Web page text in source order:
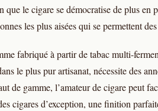
le cigare se démocratise de plus en
les plus aisées qui se permettent
fabriqué à partir de tabac multi-
le plus pur artisanat, nécessite des
de gamme, l’amateur de cigare peut
cigares d’exception, une finition